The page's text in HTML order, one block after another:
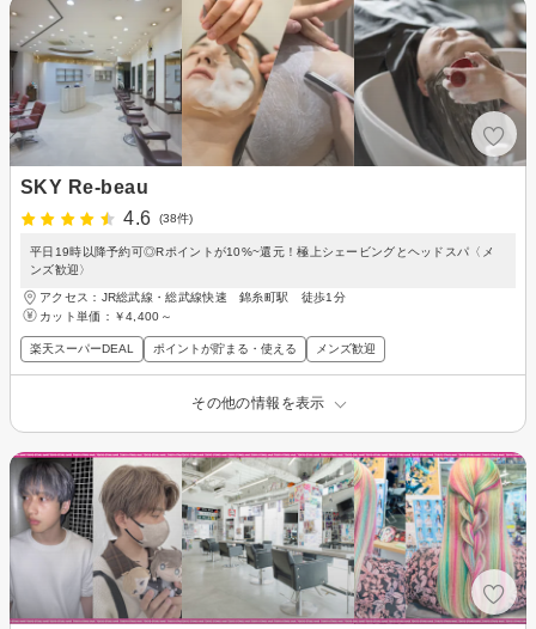
SKY Re-beau
4.6
(38件)
平日19時以降予約可◎Rポイントが10%~還元！極上シェービングとヘッドスパ〈メ
ンズ歓迎〉
アクセス：JR総武線・総武線快速 錦糸町駅 徒歩1分
カット単価： ￥4,400～
楽天スーパーDEAL ポイントが貯まる・使える メンズ歓迎
その他の情報を表示